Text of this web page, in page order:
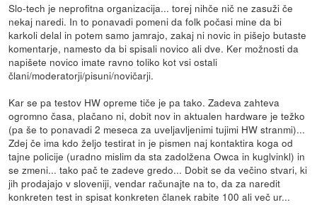
Slo-tech je neprofitna organizacija... torej nihče nič ne zasuži če
nekaj naredi. In to ponavadi pomeni da folk počasi mine da bi
karkoli delal in potem samo jamrajo, zakaj ni novic in pišejo butaste
komentarje, namesto da bi spisali novico ali dve. Ker možnosti da
napišete novico imate ravno toliko kot vsi ostali
člani/moderatorji/pisuni/novičarji.
Kar se pa testov HW opreme tiče je pa tako. Zadeva zahteva
ogromno časa, plačano ni, dobit nov in aktualen hardware je težko
(pa še to ponavadi 2 meseca za uveljavljenimi tujimi HW stranmi)...
Zdej če ima kdo željo testirat in je pismen naj kontaktira koga od
tajne policije (uradno mislim da sta zadolžena Owca in kuglvinkl) in
se zmeni... tako pač te zadeve gredo... Dobit se da večino stvari, ki
jih prodajajo v sloveniji, vendar računajte na to, da za naredit
konkreten test in spisat konkreten članek rabite 100 ali več ur...